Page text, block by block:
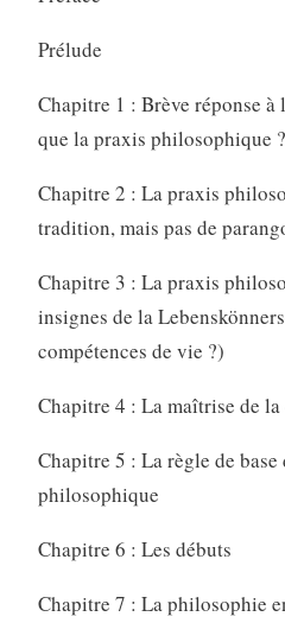
Prélude
Chapitre 1 : Brève réponse à
que la praxis philosophique ?
Chapitre 2 : La praxis
tradition, mais pas de
Chapitre 3 : La praxis
insignes de la
compétences de vie ?)
Chapitre 4 : La maîtrise de
Chapitre 5 : La règle de
philosophique
Chapitre 6 : Les débuts
Chapitre 7 : La philosophie